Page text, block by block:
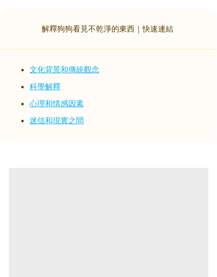
解釋狗狗看見不乾淨的東西｜快速連結
文化背景和傳統觀念
科學解釋
心理和情感因素
迷信和現實之間